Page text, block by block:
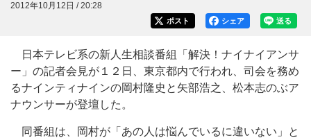
2012年10月12日 / 20:28
送る
シェア
ポスト
日本テレビ系の新人生相談番組「解決！ナイナイアンサ
ー」の記者会見が１２日、東京都内で行われ、司会を務め
るナインティナインの岡村隆史と矢部浩之、松本志のぶア
ナウンサーが登壇した。
同番組は、岡村が「あの人は悩んでいるに違いない」と